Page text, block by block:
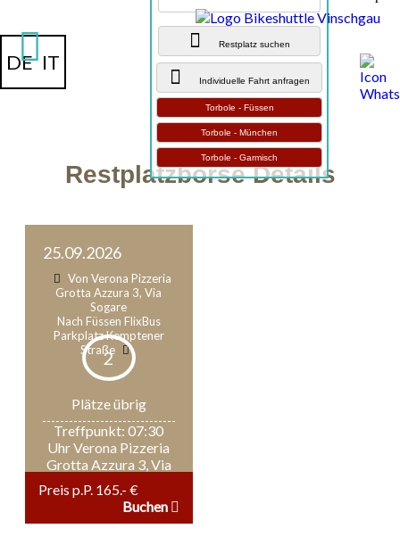
DE IT
Restplatz suchen
Individuelle Fahrt anfragen
Torbole - Füssen
Torbole - München
Torbole - Garmisch
Restplatzbörse Details
25.09.2026
Von Verona Pizzeria
Grotta Azzura 3, Via
Sogare
Nach Füssen FlixBus
Parkplatz Kemptener
Straße
2
Plätze übrig
Treffpunkt: 07:30
Uhr Verona Pizzeria
Grotta Azzura 3, Via
Sogare
Preis p.P. 165.- €
Buchen